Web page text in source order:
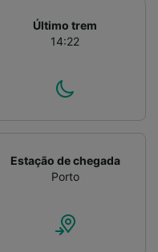
Último trem
14:22
Estação de chegada
Porto